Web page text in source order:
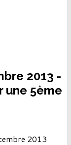
2013 -
une 5ème
2013